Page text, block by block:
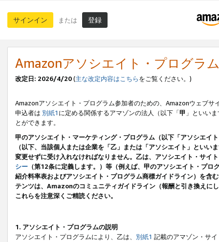
サインイン または 登録
Amazonアソシエイト・プログラ
改定日: 2026/4/20(主な改定内容はこちらをご覧ください。)
Amazonアソシエイト・プログラム参加者のための、Amazonウェブサ
申込者は 別紙1 に定める関係するアマゾンの法人（以下「甲 」といい
とができます。
甲のアソシエイト・マーケティング・プログラム（以下「アソシエイ
（以下、当該個人または企業を「乙」または「アソシエイト」とい
変更せずに受け入れなければなりません。乙は、アソシエイト・サイ
シー （第12条に定義します。）等（例えば、甲のアソシエイト・プ
紹介料率表およびアソシエイト・プログラム商標ガイドライン）を
テンツは、Amazonのコミュニティガイドライン（報酬と引き換えに
これらを注意深くご精読ください。
1. アソシエイト・プログラムの説明
アソシエイト・プログラムにより、乙は、 別紙1 記載のアマゾン・サ